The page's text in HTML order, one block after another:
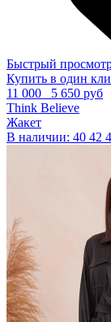
Быстрый
Купить в один
11 000
5 650 руб
Think Believe
Жакет
В наличии: 40 42